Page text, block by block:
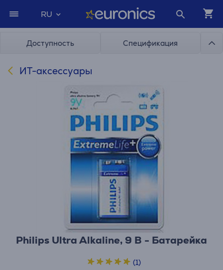
RU
Доступность Спецификация
ИТ-аксессуары
Philips Ultra Alkaline, 9 В - Батарейка
(1)